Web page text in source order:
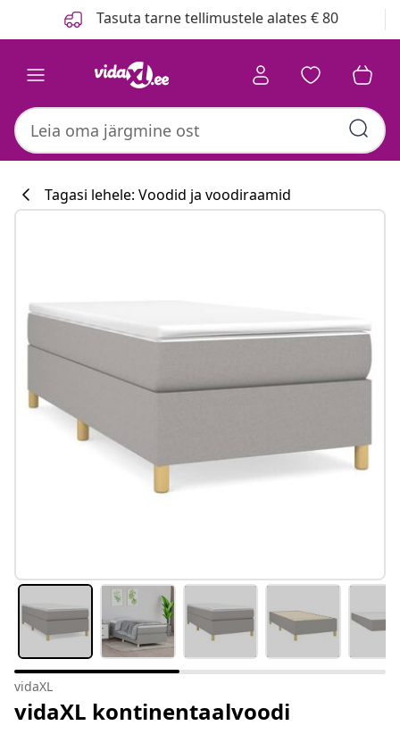
Tasuta tarne tellimustele alates € 80
#sharemevidaxl
Tagasi lehele: Voodid ja voodiraamid
vidaXL
vidaXL kontinentaalvoodi